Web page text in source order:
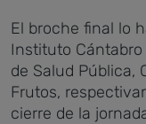
El broche final lo
Instituto Cántabro
de Salud Pública,
Frutos,
cierre de la